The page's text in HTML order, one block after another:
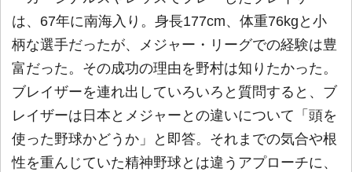
は、67年に南海入り。身長177cm、体重76kgと小
柄な選手だったが、メジャー・リーグでの経験は豊
富だった。その成功の理由を野村は知りたかった。
ブレイザーを連れ出していろいろと質問すると、ブ
レイザーは日本とメジャーとの違いについて「頭を
使った野球かどうか」と即答。それまでの気合や根
性を重んじていた精神野球とは違うアプローチに、